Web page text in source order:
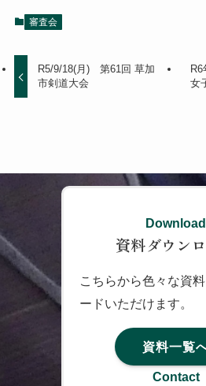
審査会
R5/9/18(月) 第61回 草加
市剣道大会
女
Download
資料ダウン
こちらから色々な資
ードいただけます。
資料一覧
Contact